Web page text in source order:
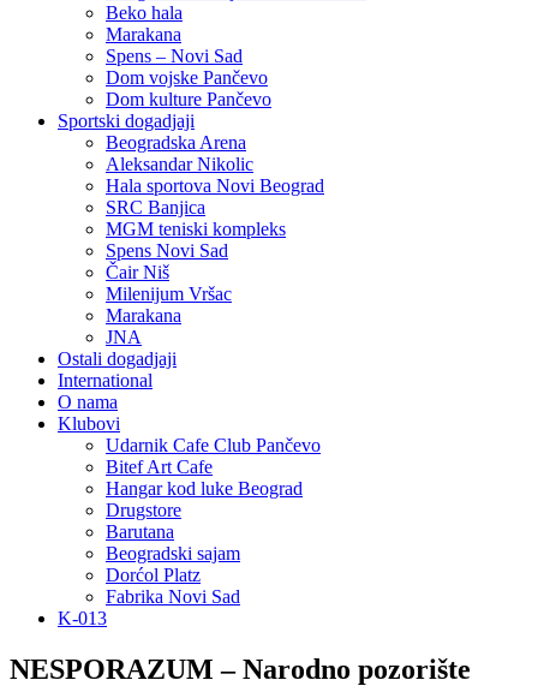
Beko hala
Marakana
Spens – Novi Sad
Dom vojske Pančevo
Dom kulture Pančevo
Sportski dogadjaji
Beogradska Arena
Aleksandar Nikolic
Hala sportova Novi Beograd
SRC Banjica
MGM teniski kompleks
Spens Novi Sad
Čair Niš
Milenijum Vršac
Marakana
JNA
Ostali dogadjaji
International
O nama
Klubovi
Udarnik Cafe Club Pančevo
Bitef Art Cafe
Hangar kod luke Beograd
Drugstore
Barutana
Beogradski sajam
Dorćol Platz
Fabrika Novi Sad
K-013
NESPORAZUM – Narodno pozorište